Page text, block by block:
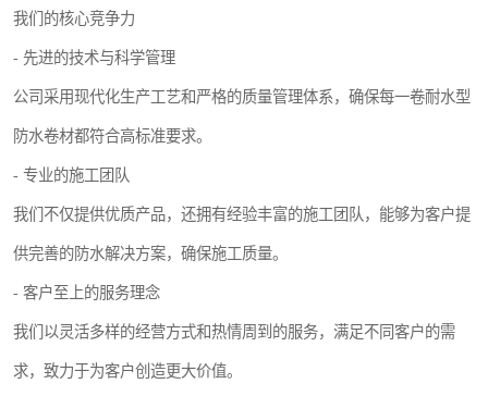
我们的核心竞争力
- 先进的技术与科学管理
公司采用现代化生产工艺和严格的质量管理体系，确保每一卷耐水型
防水卷材都符合高标准要求。
- 专业的施工团队
我们不仅提供优质产品，还拥有经验丰富的施工团队，能够为客户提
供完善的防水解决方案，确保施工质量。
- 客户至上的服务理念
我们以灵活多样的经营方式和热情周到的服务，满足不同客户的需
求，致力于为客户创造更大价值。